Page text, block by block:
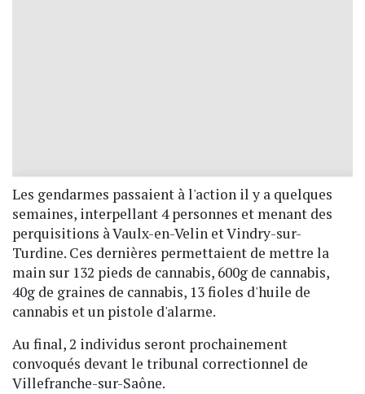
Les gendarmes passaient à l'action il y a quelques
semaines, interpellant 4 personnes et menant des
perquisitions à Vaulx-en-Velin et Vindry-sur-
Turdine. Ces dernières permettaient de mettre la
main sur 132 pieds de cannabis, 600g de cannabis,
40g de graines de cannabis, 13 fioles d'huile de
cannabis et un pistole d'alarme.
Au final, 2 individus seront prochainement
convoqués devant le tribunal correctionnel de
Villefranche-sur-Saône.